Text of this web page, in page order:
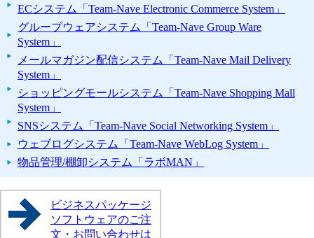
ECシステム「Team-Nave Electronic Commerce System」
グループウェアシステム「Team-Nave Group Ware
System」
メールマガジン配信システム「Team-Nave Mail Delivery
System」
ショッピングモールシステム「Team-Nave Shopping Mall
System」
SNSシステム「Team-Nave Social Networking System」
ウェブログシステム「Team-Nave WebLog System」
物品管理/棚卸システム「ラボMAN」
ビジネスパッケージ
ソフトウェアのご注
文・お問い合わせは